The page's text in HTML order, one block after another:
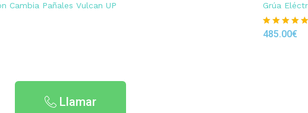
Cambia Pañales Vulcan UP Grúa
Rated
485.00€
Llamar